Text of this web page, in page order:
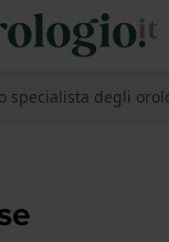
specialista degli